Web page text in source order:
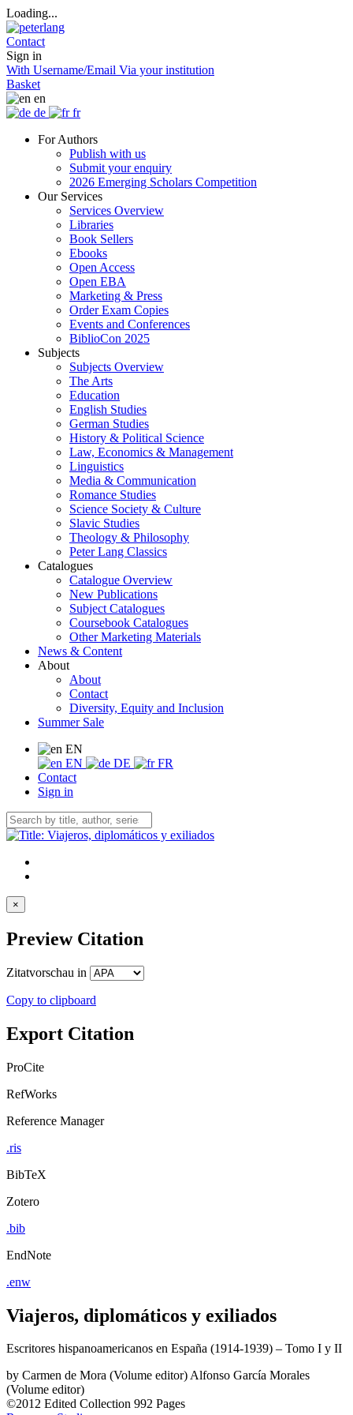
Loading...
Contact
Sign in
With Username/Email Via your institution
Basket
en
de
fr
For Authors
Publish with us
Submit your enquiry
2026 Emerging Scholars Competition
Our Services
Services Overview
Libraries
Book Sellers
Ebooks
Open Access
Open EBA
Marketing & Press
Order Exam Copies
Events and Conferences
BiblioCon 2025
Subjects
Subjects Overview
The Arts
Education
English Studies
German Studies
History & Political Science
Law, Economics & Management
Linguistics
Media & Communication
Romance Studies
Science Society & Culture
Slavic Studies
Theology & Philosophy
Peter Lang Classics
Catalogues
Catalogue Overview
New Publications
Subject Catalogues
Coursebook Catalogues
Other Marketing Materials
News & Content
About
About
Contact
Diversity, Equity and Inclusion
Summer Sale
EN
EN
DE
FR
Contact
Sign in
×
Preview Citation
Zitatvorschau in
Copy to clipboard
Export Citation
ProCite
RefWorks
Reference Manager
.ris
BibTeX
Zotero
.bib
EndNote
.enw
Viajeros, diplomáticos y exiliados
Escritores hispanoamericanos en España (1914-1939) – Tomo I y II
by Carmen de Mora (Volume editor)Alfonso García Morales
(Volume editor)
©2012 Edited Collection 992 Pages